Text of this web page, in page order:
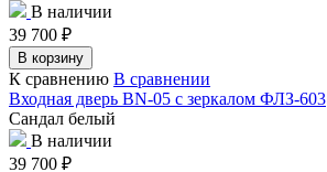
В наличии
39 700 ₽
В корзину
К сравнению В сравнении
Входная дверь BN-05 с зеркалом ФЛЗ-603
Сандал белый
В наличии
39 700 ₽